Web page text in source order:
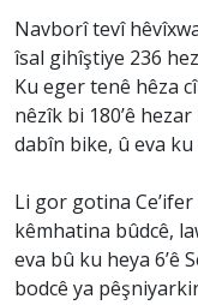
Navborî tevî
îsal gihîştiye 236
Ku eger tenê hêza
nêzîk bi 180’ê
dabîn bike, û eva
Li gor gotina
kêmhatina bûdcê,
eva bû ku heya 6’ê
bodcê ya